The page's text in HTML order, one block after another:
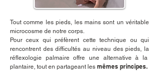
Tout comme les pieds, les mains sont un véritable
microcosme de notre corps.
Pour ceux qui préfèrent cette technique ou qui
rencontrent des difficultés au niveau des pieds, la
réflexologie palmaire offre une alternative à la
plantaire, tout en partageant les mêmes principes.